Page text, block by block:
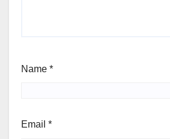
Name *
Email *